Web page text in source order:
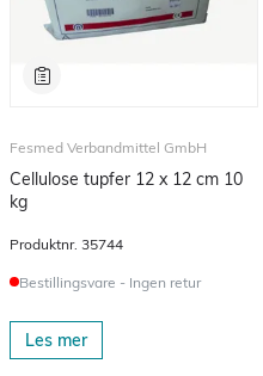
Fesmed Verbandmittel GmbH
Cellulose tupfer 12 x 12 cm 10
kg
Produktnr. 35744
Bestillingsvare - Ingen retur
Les mer